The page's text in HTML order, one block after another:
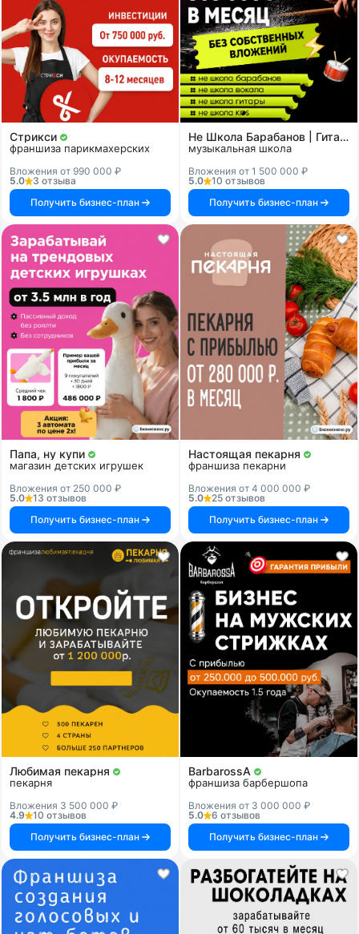
Стрикси
франшиза парикмахерских
Вложения от 990 000 ₽
5.0
3 отзыва
Получить бизнес-план
Не Школа Барабанов | Гитары | Вокала | KIDS
музыкальная школа
Вложения от 1 500 000 ₽
5.0
10 отзывов
Получить бизнес-план
Папа, ну купи
магазин детских игрушек
Вложения от 250 000 ₽
5.0
13 отзывов
Получить бизнес-план
Настоящая пекарня
франшиза пекарни
Вложения от 4 000 000 ₽
5.0
25 отзывов
Получить бизнес-план
Любимая пекарня
пекарня
Вложения 3 500 000 ₽
4.9
10 отзывов
Получить бизнес-план
BarbarossA
франшиза барбершопа
Вложения от 3 000 000 ₽
5.0
6 отзывов
Получить бизнес-план